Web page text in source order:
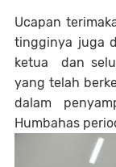
Ucapan
tingginya juga
ketua dan
yang telah
dalam
Humbahas